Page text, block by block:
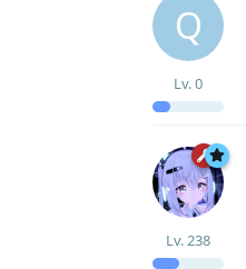
Q
Lv.0
Lv.238